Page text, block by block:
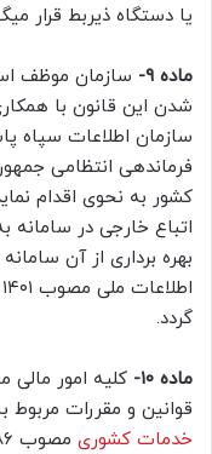
یا دستگاه ذیربط قرار
ماده ۹-
سازمان موظف
شدن این قانون با
سازمان اطلاعات سپاه
فرماندهی انتظامی
کشور به نحوی اقدام
اتباع خارجی در
گردد.
ماده ۱۰-
کلیه امور مالی
قوانین و مقررات
خدمات کشوری مصوب ۱۳۸۶ می‌باشد.